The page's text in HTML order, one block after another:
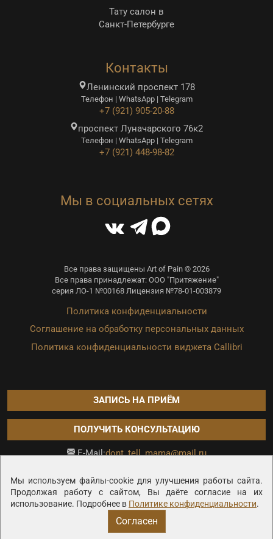
Мы используем файлы-cookie для улучшения работы сайта.
Продолжая работу с сайтом, Вы даёте согласие на их
использование. Подробнее в Политике конфиденциальности.
Согласен
Тату салон в
Санкт-Петербурге
Контакты
Ленинский проспект 178
Телефон | WhatsApp | Telegram
+7 (921) 905-20-88
проспект Луначарского 76к2
Телефон | WhatsApp | Telegram
+7 (921) 448-98-82
Мы в социальных сетях
Все права защищены Art of Pain © 2026
Все права принадлежат: ООО "Притяжение"
серия ЛО-1 №00168 Лицензия №78-01-003879
Политика конфиденциальности
Соглашение на обработку персональных данных
Политика конфиденциальности виджета Callibri
ЗАПИСЬ НА ПРИЁМ
ПОЛУЧИТЬ КОНСУЛЬТАЦИЮ
E-Mail:dont_tell_mama@mail.ru